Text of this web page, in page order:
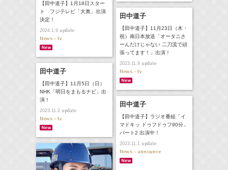
【田中道子】1月18日スター
ト フジテレビ「大奥」出演
決定！
2024.1.9update
News - tv
田中道子
【田中道子】11月23日（木・
祝）南日本放送「オータニさ
ーんだけじゃない 二刀流で頑
張ってます！」出演！
2023.11.9update
News - tv
田中道子
【田中道子】11月5日（日）
NHK「明日をまもるナビ」出
演！
2023.11.2update
News - tv
田中道子
【田中道子】ラジオ番組「イ
マドキッ ドゥフドゥフ90分」
パート2 出演中！
2023.11.1update
News - announce